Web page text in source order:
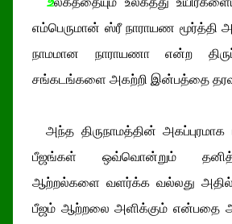
எம்பெருமான் ஸ்ரீ நாராயண மூர்த்தி
நாமமான நாராயணா என்ற
சங்கடங்களை அகற்றி இன்பத்தை
அந்த திருநாமத்தின் அகப்புரமாக
பீஜங்கள் ஒவ்வொன்றும்
ஆற்றல்களை வளர்க்க வல்லது அதில்
பீஜம் ஆற்றலை அளிக்கும் என்பதை